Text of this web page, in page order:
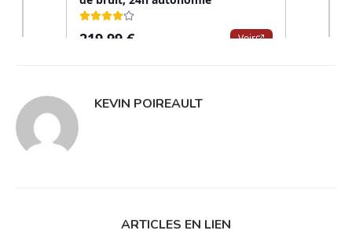
KEVIN POIREAULT
ARTICLES EN LIEN